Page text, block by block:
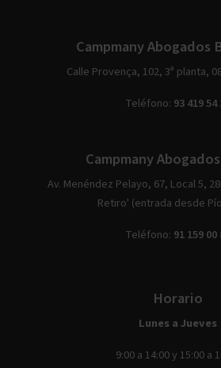
Campmany Abogados
Calle Provença, 102, 3ª planta,
Teléfono: 93 419 54
Campmany
Av. Menéndez Pelayo, 67, Local 5,
Retiro' (entrada desde
Teléfono: 91 159 00
Horario
Lunes a Jueves
9:00 a 14:00 y 15:00 a